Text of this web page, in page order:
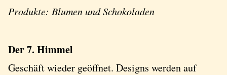
Produkte: Blumen und Schokoladen
Der 7. Himmel
Geschäft wieder geöffnet. Designs werden auf